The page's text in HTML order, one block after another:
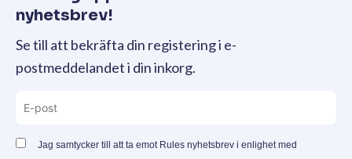
nyhetsbrev!
Se till att bekräfta din registering i e-
postmeddelandet i din inkorg.
Jag samtycker till att ta emot Rules nyhetsbrev i enlighet med